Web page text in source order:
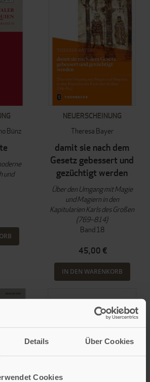
Details Über Cookies
Cookies
Bünz
und
NEUERSCHEINUNG
Theresa Bayer
damit sie nach dem
Gesetz gebessert und
gezüchtigt werden
Über den Umgang mit Magie
und Magiern in den
Kapitularien Karls des Großen
(769–814)
Band 18
45,00 €
IN DEN WARENKORB